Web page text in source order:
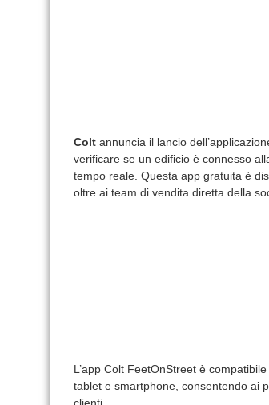
Colt annuncia il lancio
verificare se un edificio è connesso
tempo reale. Questa app gratuita è
oltre ai team di vendita diretta della
L’app Colt FeetOnStreet è
tablet e smartphone, consentendo ai